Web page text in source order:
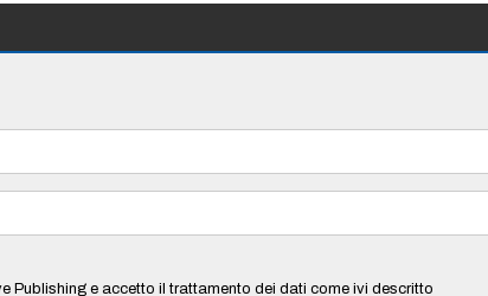
Publishing e accetto il trattamento dei dati come ivi descritto